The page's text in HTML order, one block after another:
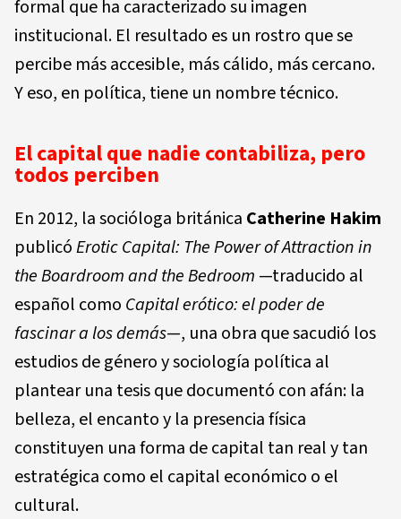
formal que ha caracterizado su imagen
institucional. El resultado es un rostro que se
percibe más accesible, más cálido, más cercano.
Y eso, en política, tiene un nombre técnico.
El capital que nadie contabiliza, pero
todos perciben
En 2012, la socióloga británica Catherine Hakim
publicóErotic Capital: The Power of Attraction in
the Boardroom and the Bedroom —traducido al
español como Capital erótico: el poder de
fascinar a los demás—, una obra que sacudió los
estudios de género y sociología política al
plantear una tesis que documentó con afán: la
belleza, el encanto y la presencia física
constituyen una forma de capital tan real y tan
estratégica como el capital económico o el
cultural.